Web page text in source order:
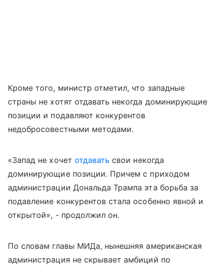
Кроме того, министр отметил, что западные
страны не хотят отдавать некогда доминирующие
позиции и подавляют конкурентов
недобросовестными методами.
«Запад не хочет отдавать свои некогда
доминирующие позиции. Причем с приходом
администрации Дональда Трампа эта борьба за
подавление конкурентов стала особенно явной и
открытой», - продолжил он.
По словам главы МИДа, нынешняя американская
администрация не скрывает амбиций по